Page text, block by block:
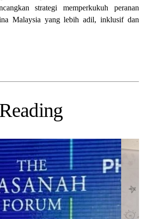
strategi memperkukuh peranan
Malaysia yang lebih adil, inklusif dan